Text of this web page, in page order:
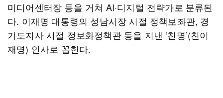
미디어센터장 등을 거쳐 AI·디지털 전략가로 분류된
다. 이재명 대통령의 성남시장 시절 정책보좌관, 경
기도지사 시절 정보화정책관 등을 지낸 ‘친명’(친이
재명) 인사로 꼽힌다.